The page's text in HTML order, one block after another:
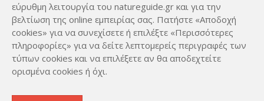
ΟΛΑ ΤΑ ΜΈΛΗ
Copyright © 2012 - 2026
εύρυθμη λειτουργία του natureguide.gr και για την
βελτίωση της online εμπειρίας σας. Πατήστε «Αποδοχή
cookies» για να συνεχίσετε ή επιλέξτε «Περισσότερες
πληροφορίες» για να δείτε λεπτομερείς περιγραφές των
τύπων cookies και να επιλέξετε αν θα αποδεχτείτε
ορισμένα cookies ή όχι.